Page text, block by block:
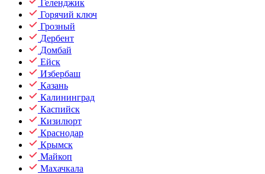
Геленджик
Горячий ключ
Грозный
Дербент
Домбай
Ейск
Избербаш
Казань
Калининград
Каспийск
Кизилюрт
Краснодар
Крымск
Майкоп
Махачкала